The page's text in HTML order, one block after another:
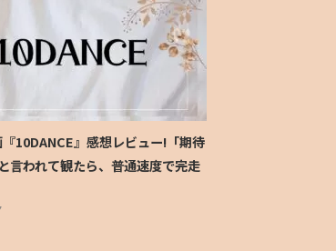
10DANCE』感想レビュー!「期待
言われて観たら、普通速度で完走